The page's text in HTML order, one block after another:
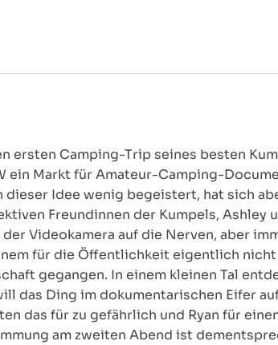
ersten Camping-Trip seines besten
ein Markt für Amateur-Camping-
dieser Idee wenig begeistert, hat sich
Freundinnen der Kumpels, Ashley
Videokamera auf die Nerven, aber
für die Öffentlichkeit eigentlich
gegangen. In einem kleinen Tal
das Ding im dokumentarischen Eifer
das für zu gefährlich und Ryan für
am zweiten Abend ist